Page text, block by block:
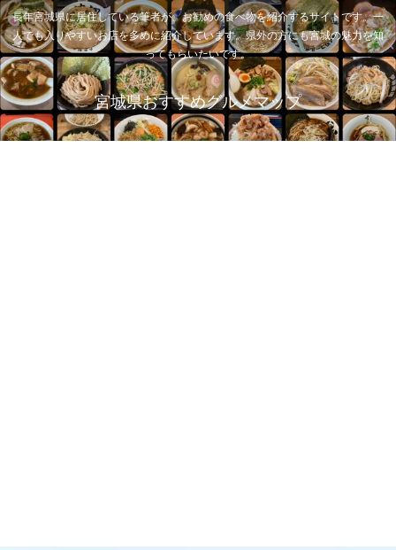
長年宮城県に居住している筆者が、お勧めの食べ物を紹介するサイトです。一
人でも入りやすいお店を多めに紹介しています。県外の方にも宮城の魅力を知
ってもらいたいです。
宮城県おすすめグルメマップ